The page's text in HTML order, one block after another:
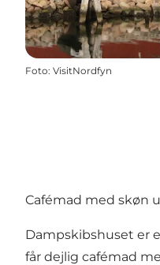
Foto: VisitNordfyn
Cafémad med skøn
Dampskibshuset er
får dejlig cafémad